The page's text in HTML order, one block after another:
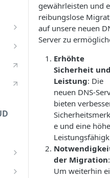
gewährleisten und
reibungslose
auf unsere neuen
Server zu
Erhöhte
Sicherheit
Leistung: Die
neuen DNS-
bieten
e und eine
der Migration:
Um weiterhin